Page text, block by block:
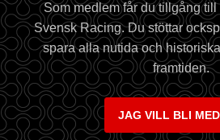
Som medlem får du tillgång
Svensk Racing. Du stöttar
spara alla nutida och
framtiden.
JAG VILL BLI